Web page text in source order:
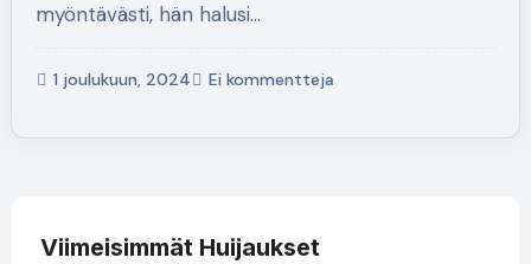
myöntävästi, hän halusi…
1 joulukuun, 2024 Ei kommentteja
Viimeisimmät Huijaukset